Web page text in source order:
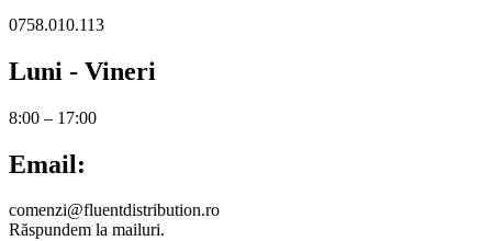
0758.010.113
Luni - Vineri
8:00 – 17:00
Email:
comenzi@fluentdistribution.ro
Răspundem la mailuri.